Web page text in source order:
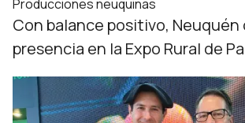
Producciones neuquinas
Con balance positivo,
presencia en la Expo Rural de